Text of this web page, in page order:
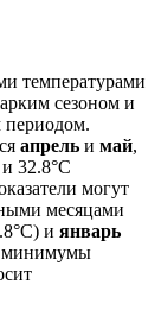
температурами
сезоном и
периодом.
апрель и май,
32.8°C
могут
месяцами
и январь
минимумы